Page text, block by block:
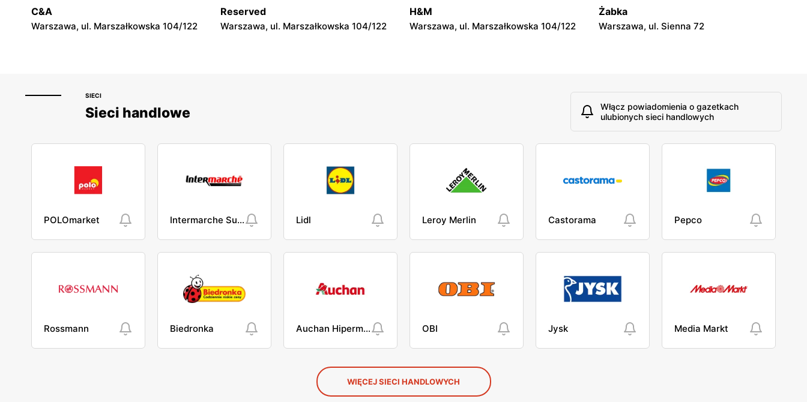
Błonie, ul. Powstańców 12 Grodzisk Mazowiecki, ul. Królewska 48
Nowy Dwór Mazowiecki, ul. Warszawska
36
Mińsk Mazowiecki, ul. Warszawska 63A
C&A
Warszawa, ul. Marszałkowska 104/122
Reserved
Warszawa, ul. Marszałkowska 104/122
H&M
Warszawa, ul. Marszałkowska 104/122
Żabka
Warszawa, ul. Sienna 72
SIECI
Sieci handlowe
Włącz powiadomienia o gazetkach
ulubionych sieci handlowych
POLOmarket Intermarche Super Lidl Leroy Merlin Castorama Pepco
Rossmann Biedronka Auchan Hipermarket OBI Jysk Media Markt
WIĘCEJ SIECI HANDLOWYCH